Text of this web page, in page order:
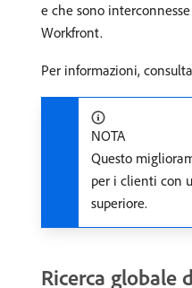
e che sono
Workfront.
Per informazioni, consulta
NOTA
Questo
per i clienti con
superiore.
Ricerca globale